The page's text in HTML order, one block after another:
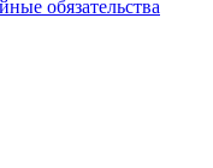
обязательства